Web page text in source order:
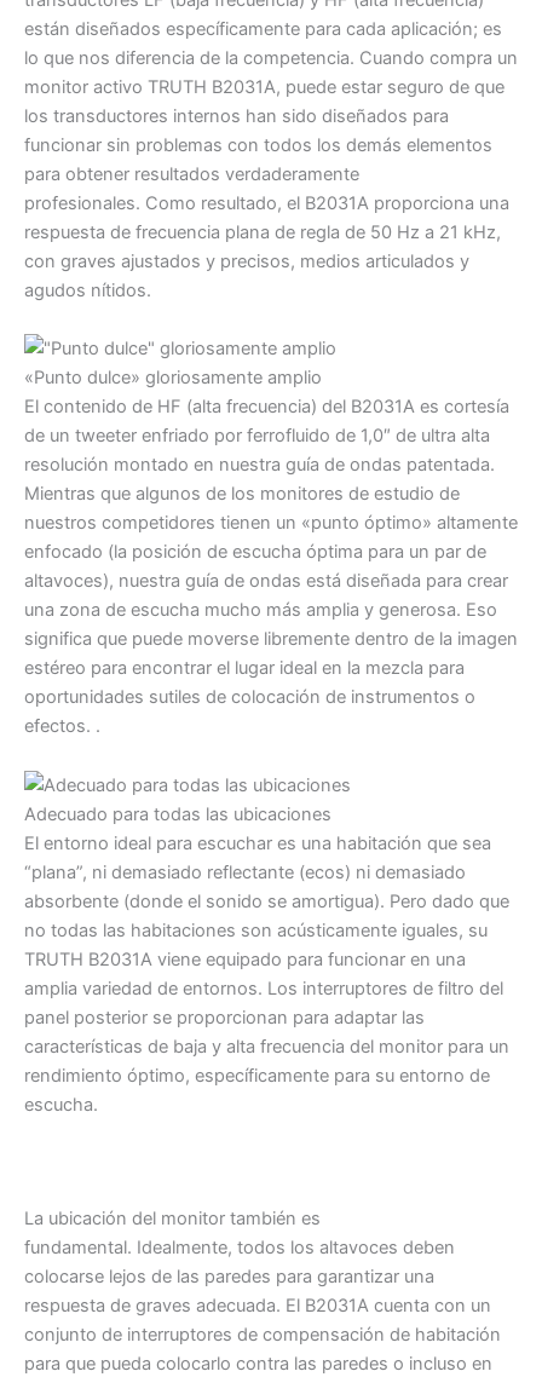
están diseñados específicamente para cada aplicación; es
lo que nos diferencia de la competencia. Cuando compra un
monitor activo TRUTH B2031A, puede estar seguro de que
los transductores internos han sido diseñados para
funcionar sin problemas con todos los demás elementos
para obtener resultados verdaderamente
profesionales. Como resultado, el B2031A proporciona una
respuesta de frecuencia plana de regla de 50 Hz a 21 kHz,
con graves ajustados y precisos, medios articulados y
agudos nítidos.
«Punto dulce» gloriosamente amplio
El contenido de HF (alta frecuencia) del B2031A es cortesía
de un tweeter enfriado por ferrofluido de 1,0″ de ultra alta
resolución montado en nuestra guía de ondas patentada.
Mientras que algunos de los monitores de estudio de
nuestros competidores tienen un «punto óptimo» altamente
enfocado (la posición de escucha óptima para un par de
altavoces), nuestra guía de ondas está diseñada para crear
una zona de escucha mucho más amplia y generosa. Eso
significa que puede moverse libremente dentro de la imagen
estéreo para encontrar el lugar ideal en la mezcla para
oportunidades sutiles de colocación de instrumentos o
efectos. .
Adecuado para todas las ubicaciones
El entorno ideal para escuchar es una habitación que sea
“plana”, ni demasiado reflectante (ecos) ni demasiado
absorbente (donde el sonido se amortigua). Pero dado que
no todas las habitaciones son acústicamente iguales, su
TRUTH B2031A viene equipado para funcionar en una
amplia variedad de entornos. Los interruptores de filtro del
panel posterior se proporcionan para adaptar las
características de baja y alta frecuencia del monitor para un
rendimiento óptimo, específicamente para su entorno de
escucha.
La ubicación del monitor también es
fundamental. Idealmente, todos los altavoces deben
colocarse lejos de las paredes para garantizar una
respuesta de graves adecuada. El B2031A cuenta con un
conjunto de interruptores de compensación de habitación
para que pueda colocarlo contra las paredes o incluso en